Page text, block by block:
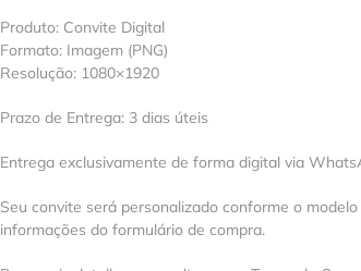
Produto: Convite Digital
Formato: Imagem (PNG)
Resolução: 1080×1920
Prazo de Entrega: 3 dias úteis
Entrega exclusivamente de forma digital via
Seu convite será personalizado conforme o
informações do formulário de compra.